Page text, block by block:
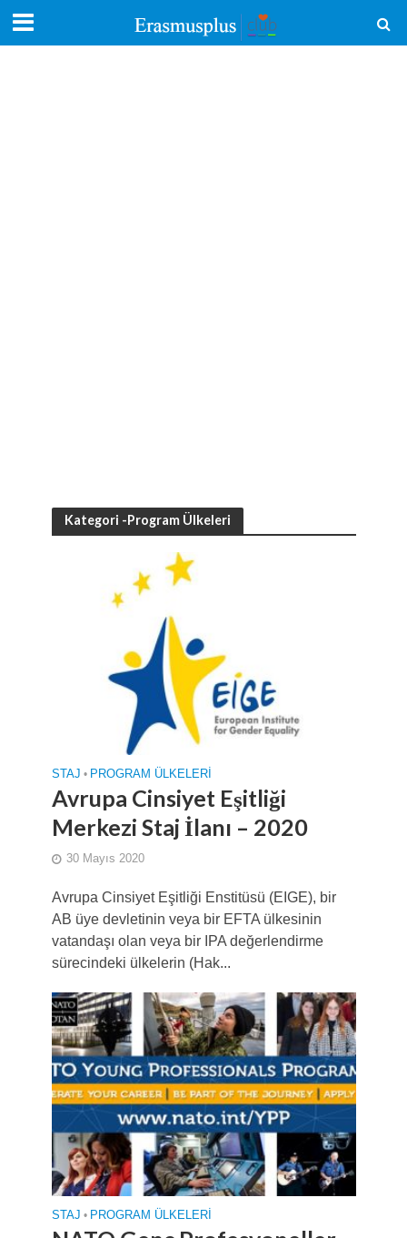
Kategori -Program Ülkeleri
STAJ • PROGRAM ÜLKELERI
Avrupa Cinsiyet Eşitliği
Merkezi Staj İlanı – 2020
30 Mayıs 2020
Avrupa Cinsiyet Eşitliği Enstitüsü (EIGE), bir
AB üye devletinin veya bir EFTA ülkesinin
vatandaşı olan veya bir IPA değerlendirme
sürecindeki ülkelerin (Hak...
STAJ • PROGRAM ÜLKELERI